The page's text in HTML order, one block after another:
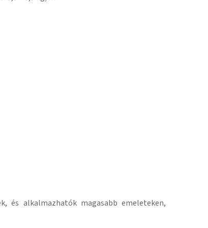
és alkalmazhatók magasabb emeleteken,